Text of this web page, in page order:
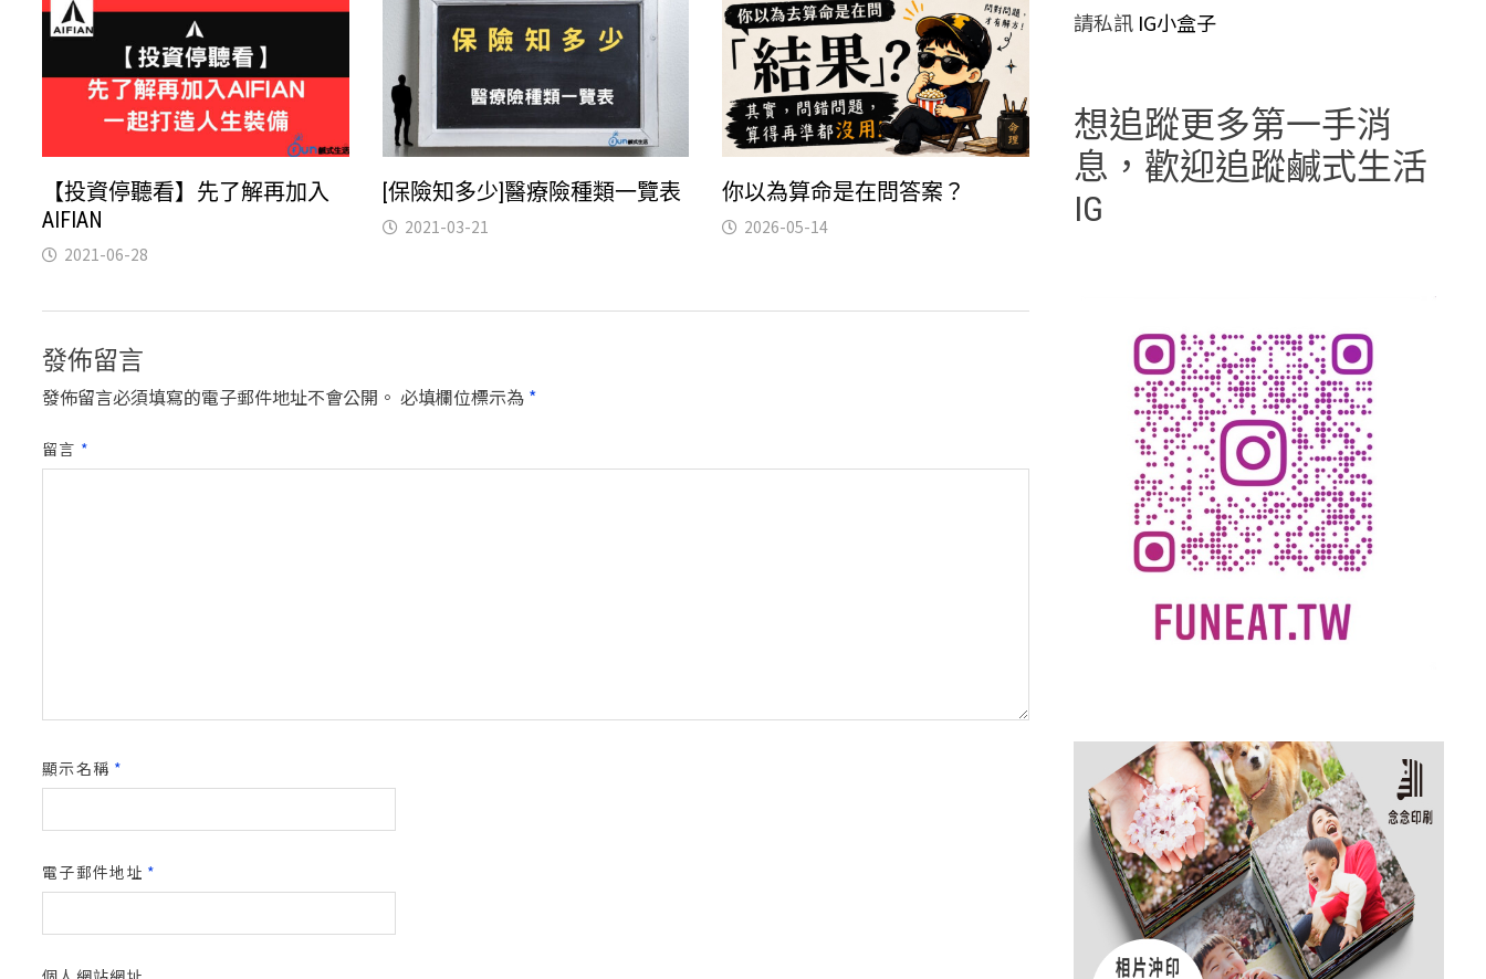
【投資停聽看】先了解再加入
AIFIAN
2021-06-28
[保險知多少]醫療險種類一覽表
2021-03-21
你以為算命是在問答案？
2026-05-14
發佈留言
發佈留言必須填寫的電子郵件地址不會公開。 必填欄位標示為 *
留言 *
顯示名稱 *
電子郵件地址 *
請私訊IG小盒子
想追蹤更多第一手消
息，歡迎追蹤鹹式生活
IG